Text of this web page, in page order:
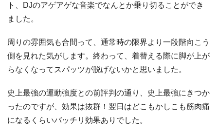
ト、DJのアゲアゲな音楽でなんとか乗り切ることができ
ました。
周りの雰囲気も合間って、通常時の限界より一段階向こう
側を見れた気がします。終わって、着替える際に脚が上が
らなくなってスパッツが脱げないかと思いました。
史上最強の運動強度との前評判の通り、史上最強にきつか
ったのですが、効果は抜群！翌日はどこもかしこも筋肉痛
になるくらいバッチリ効果ありでした。